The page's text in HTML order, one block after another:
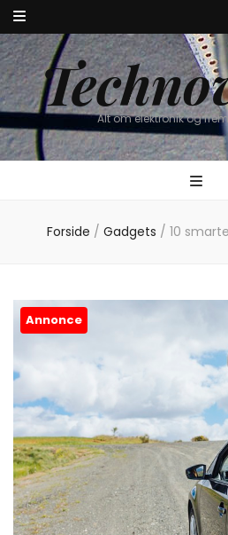
Alt om elektronik og
Forside / Gadgets / 10
Annonce